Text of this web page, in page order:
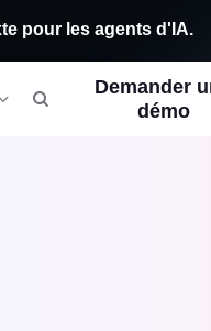
Demander
démo
pour les agents d'IA.